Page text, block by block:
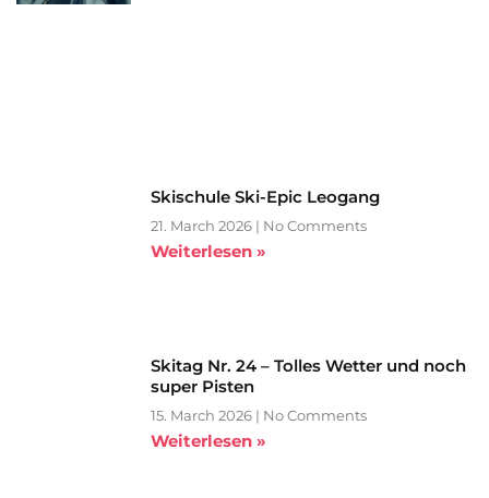
Skischule Ski-Epic Leogang
21. March 2026 No Comments
Weiterlesen »
Skitag Nr. 24 – Tolles Wetter und noch
super Pisten
15. March 2026 No Comments
Weiterlesen »